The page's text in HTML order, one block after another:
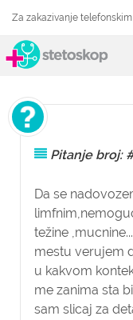
Za zakazivanje
Pitanje broj:
Da se
težine
mestu verujem
u kakvom
me zanima sta
sam slicaj za